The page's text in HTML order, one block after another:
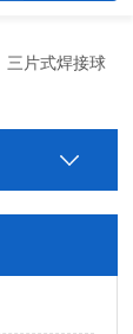
三片式焊接球